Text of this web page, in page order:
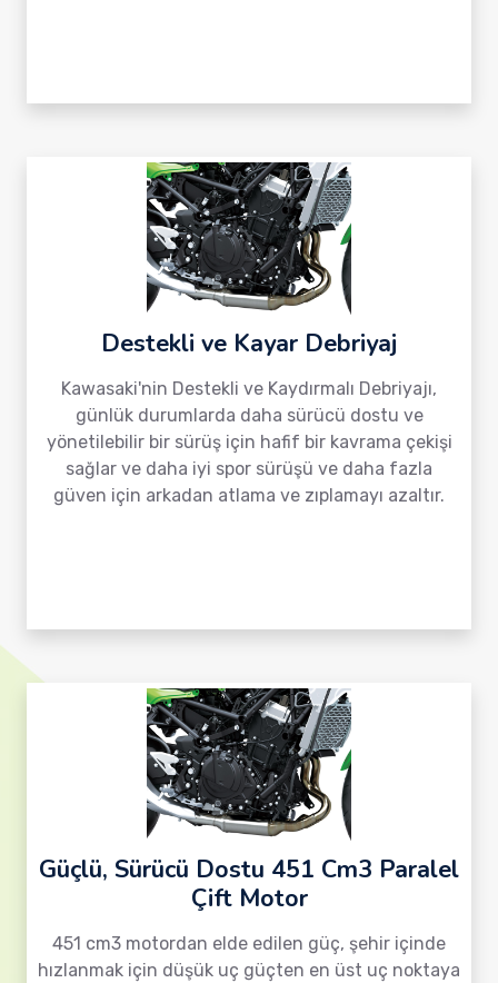
Destekli ve Kayar Debriyaj
Kawasaki'nin Destekli ve Kaydırmalı Debriyajı,
günlük durumlarda daha sürücü dostu ve
yönetilebilir bir sürüş için hafif bir kavrama çekişi
sağlar ve daha iyi spor sürüşü ve daha fazla
güven için arkadan atlama ve zıplamayı azaltır.
Güçlü, Sürücü Dostu 451 Cm3 Paralel
Çift Motor
451 cm3 motordan elde edilen güç, şehir içinde
hızlanmak için düşük uç güçten en üst uç noktaya